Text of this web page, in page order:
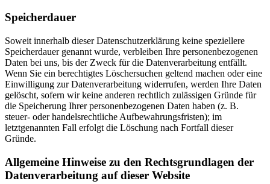
Speicherdauer
Soweit innerhalb dieser Datenschutzerklärung keine speziellere
Speicherdauer genannt wurde, verbleiben Ihre personenbezogenen
Daten bei uns, bis der Zweck für die Datenverarbeitung entfällt.
Wenn Sie ein berechtigtes Löschersuchen geltend machen oder eine
Einwilligung zur Datenverarbeitung widerrufen, werden Ihre Daten
gelöscht, sofern wir keine anderen rechtlich zulässigen Gründe für
die Speicherung Ihrer personenbezogenen Daten haben (z. B.
steuer- oder handelsrechtliche Aufbewahrungsfristen); im
letztgenannten Fall erfolgt die Löschung nach Fortfall dieser
Gründe.
Allgemeine Hinweise zu den Rechtsgrundlagen der
Datenverarbeitung auf dieser Website